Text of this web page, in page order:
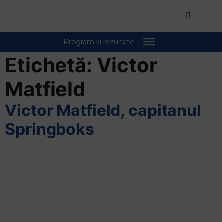
Etichetă: Victor
Matfield
Victor Matfield, capitanul
Springboks